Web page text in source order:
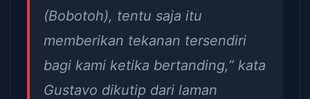
(Bobotoh), tentu saja itu
memberikan tekanan tersendiri
bagi kami ketika bertanding,” kata
Gustavo dikutip dari laman